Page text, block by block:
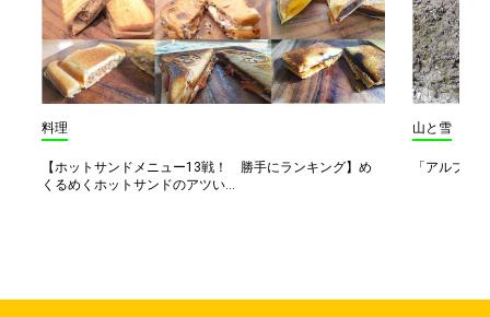
料理
【ホットサンドメニュー13戦！ 勝手にランキング】め
くるめくホットサンドのアツい...
山と雪
「アルプス